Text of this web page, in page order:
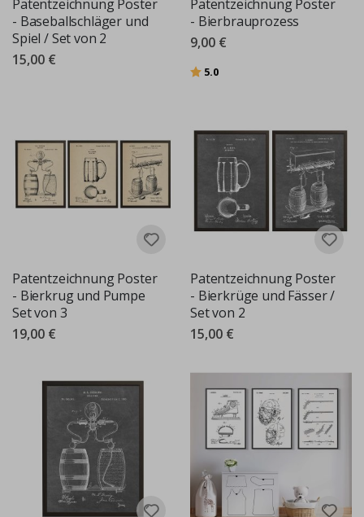
Patentzeichnung Poster
- Baseballschläger und
Spiel / Set von 2
15,00 €
Patentzeichnung Poster
- Bierbrauprozess
9,00 €
Bewertung:
5.0
Patentzeichnung Poster
- Bierkrug und Pumpe
Set von 3
19,00 €
Patentzeichnung Poster
- Bierkrüge und Fässer /
Set von 2
15,00 €